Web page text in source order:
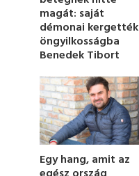
e
c
o
n
d
magát: saját
démonai kergették
öngyilkosságba
Benedek Tibort
Egy hang, amit az